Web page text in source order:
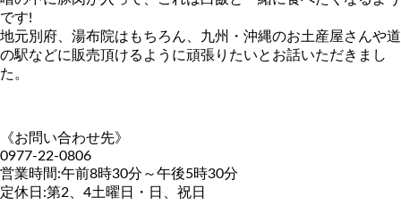
です!
地元別府、湯布院はもちろん、九州・沖縄のお土産屋さんや道
の駅などに販売頂けるように頑張りたいとお話いただきまし
た。
《お問い合わせ先》
0977-22-0806
営業時間:午前8時30分～午後5時30分
定休日:第2、4土曜日・日、祝日